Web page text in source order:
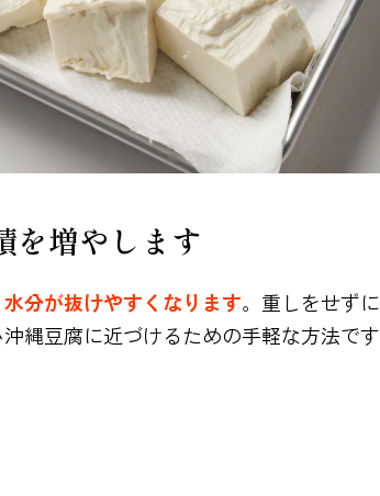
を増やします
分が抜けやすくなります。重しをせず
縄豆腐に近づけるための手軽な方法です